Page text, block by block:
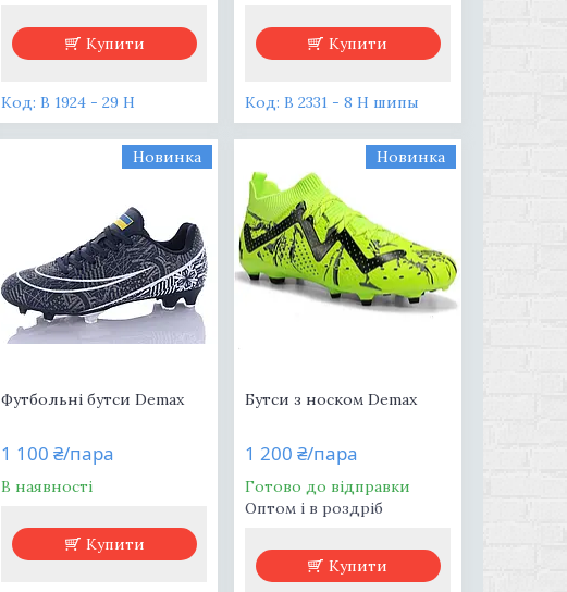
Купити
В 1924 - 29 H
Купити
B 2331 - 8 H шипы
Новинка
Футбольні бутси Demax
1 100 ₴/пара
В наявності
Купити
Новинка
Бутси з носком Demax
1 200 ₴/пара
Готово до відправки
Оптом і в роздріб
Купити